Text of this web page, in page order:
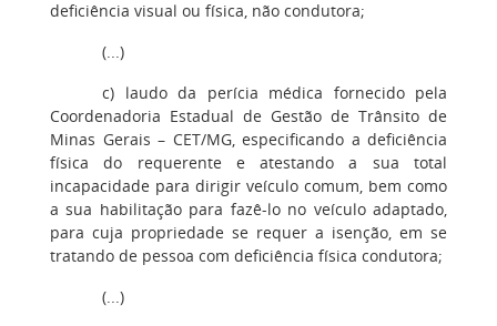
deficiência visual ou física, não condutora;
(...)
c) laudo da perícia médica fornecido pela
Coordenadoria Estadual de Gestão de Trânsito de
Minas Gerais – CET/MG, especificando a deficiência
física do requerente e atestando a sua total
incapacidade para dirigir veículo comum, bem como
a sua habilitação para fazê-lo no veículo adaptado,
para cuja propriedade se requer a isenção, em se
tratando de pessoa com deficiência física condutora;
(...)